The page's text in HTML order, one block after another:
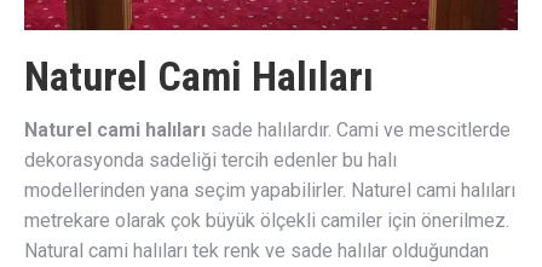
Naturel Cami Halıları
Naturel cami halıları sade halılardır. Cami ve mescitlerde
dekorasyonda sadeliği tercih edenler bu halı
modellerinden yana seçim yapabilirler. Naturel cami halıları
metrekare olarak çok büyük ölçekli camiler için önerilmez.
Natural cami halıları tek renk ve sade halılar olduğundan